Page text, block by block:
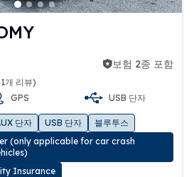
보험 2종 포함
개 리뷰)
GPS USB 단자
단자 USB 단자
블루투스
(only applicable for car crash
Insurance